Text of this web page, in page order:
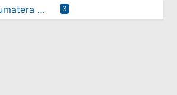
Sumatera Utara 3